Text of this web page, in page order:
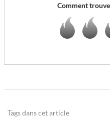
Comment
Tags dans cet article